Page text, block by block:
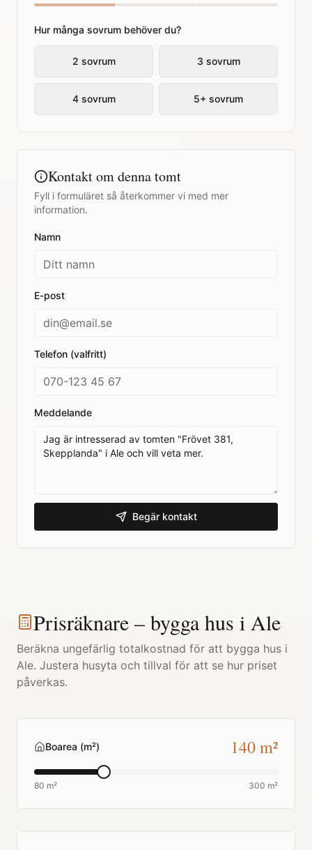
Hur många sovrum behöver du?
2 sovrum 3 sovrum
4 sovrum 5+ sovrum
Kontakt om denna tomt
Fyll i formuläret så återkommer vi med mer
information.
Namn
E-post
Telefon (valfritt)
Meddelande
Begär kontakt
Prisräknare – bygga hus i Ale
Beräkna ungefärlig totalkostnad för att bygga hus i
Ale. Justera husyta och tillval för att se hur priset
påverkas.
Boarea (m²) 140m²
80 m² 300 m²